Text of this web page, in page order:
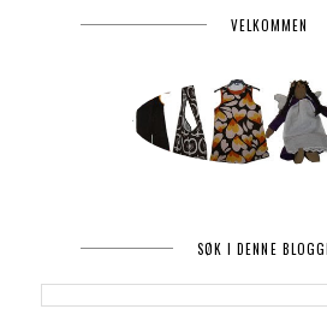
VELKOMMEN
SØK I DENNE